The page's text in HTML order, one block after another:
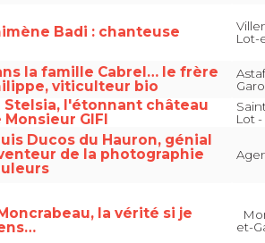
Badi : chanteuse
Lot-
la famille Cabrel… le frère
viticulteur bio
Stelsia, l'étonnant château
Monsieur GIFI
Lot
Ducos du Hauron, génial
de la photographie
la vérité si je
et-